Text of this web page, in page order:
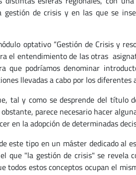
de crisis y en las que se
optativo “Gestión de Crisis y
el entendimiento de las otras
que podríamos denominar
llevadas a cabo por los
tal y como se desprende del título
parece necesario hacer
en la adopción de determinadas
este tipo en un máster dedicado al
que "la gestión de crisis" se revela
todos estos conceptos ocupan el